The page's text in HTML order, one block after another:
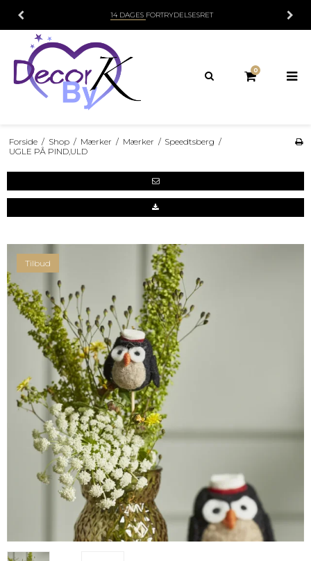
FORTRYDELSESRET
0
Forside / Shop / Mærker / Mærker / Speedtsberg /
UGLE PÅ PIND,ULD
Tilbud